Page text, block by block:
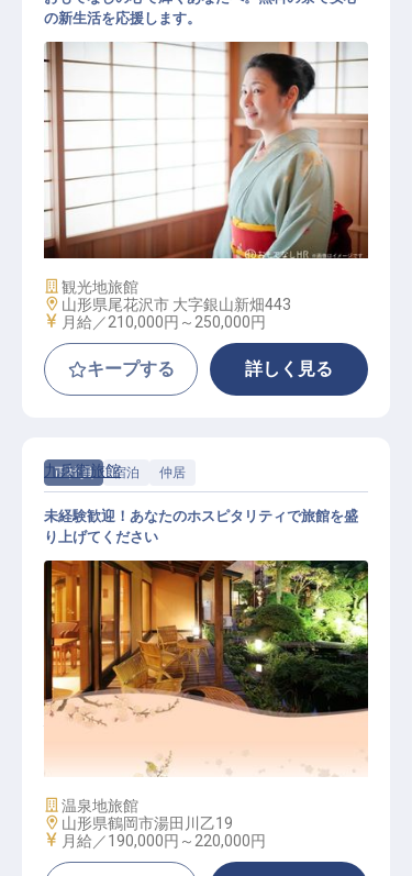
客室係ルーム
の新生活を応援します。
施設業態
観光地旅館
勤務地
山形県尾花沢市 大字銀山新畑443
給与
月給／210,000円～ 250,000円
キープする 詳しく見る
正社員 宿泊 仲居
仲居
九兵衛旅館
未経験歓迎！あなたのホスピタリティで旅館を盛
り上げてください
施設業態
温泉地旅館
勤務地
山形県鶴岡市湯田川乙19
給与
月給／190,000円～ 220,000円